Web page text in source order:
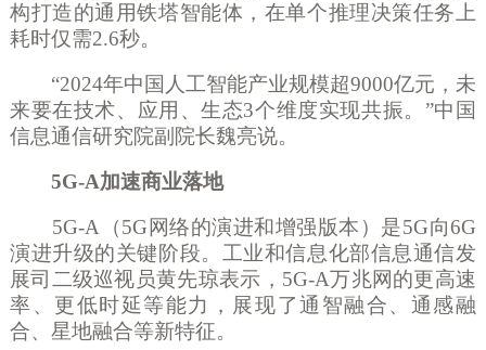
构打造的通用铁塔智能体，在单个推理决策任务上
耗时仅需2.6秒。
“2024年中国人工智能产业规模超9000亿元，未
来要在技术、应用、生态3个维度实现共振。”中国
信息通信研究院副院长魏亮说。
5G-A加速商业落地
5G-A（5G网络的演进和增强版本）是5G向6G
演进升级的关键阶段。工业和信息化部信息通信发
展司二级巡视员黄先琼表示，5G-A万兆网的更高速
率、更低时延等能力，展现了通智融合、通感融
合、星地融合等新特征。